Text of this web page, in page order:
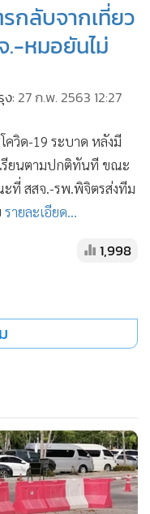
กลับจากเที่ยว
.-หมอยันไม่
: 27 ก.พ. 2563 12:27
ควิด-19 ระบาด หลังมี
รียนตามปกติทันที ขณะ
ที่ สสจ.-รพ.พิจิตรส่งทีม
รายละเอียด...
1,998